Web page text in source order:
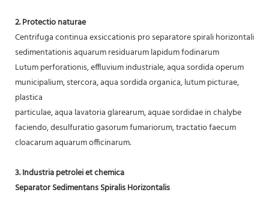
2. Protectio naturae
Centrifuga continua exsiccationis pro separatore spirali horizontali
sedimentationis aquarum residuarum lapidum fodinarum
Lutum perforationis, effluvium industriale, aqua sordida operum
municipalium, stercora, aqua sordida organica, lutum picturae,
plastica
particulae, aqua lavatoria glarearum, aquae sordidae in chalybe
faciendo, desulfuratio gasorum fumariorum, tractatio faecum
cloacarum aquarum officinarum.
3. Industria petrolei et chemica
Separator Sedimentans Spiralis Horizontalis